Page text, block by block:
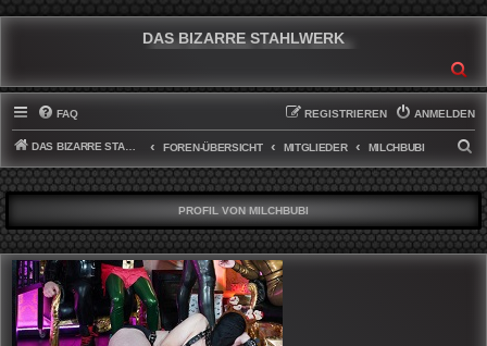
DAS BIZARRE STAHLWERK
FAQ ANMELDEN
REGISTRIEREN
DAS BIZARRE STAHLWERK FOREN-ÜBERSICHT MITGLIEDER MILCHBUBI
U
C
H
E
PROFIL VON MILCHBUBI